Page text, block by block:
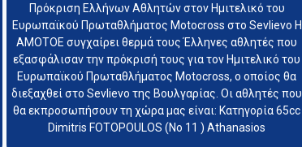
Πρόκριση Ελλήνων Αθλητών στον Ημιτελικό του
Ευρωπαϊκού Πρωταθλήματος Motocross στο Sevlievo Η
ΑΜΟΤΟΕ συγχαίρει θερμά τους Έλληνες αθλητές που
εξασφάλισαν την πρόκρισή τους για τον Ημιτελικό του
Ευρωπαϊκού Πρωταθλήματος Motocross, ο οποίος θα
διεξαχθεί στο Sevlievo της Βουλγαρίας. Οι αθλητές που
θα εκπροσωπήσουν τη χώρα μας είναι: Κατηγορία 65cc
Dimitris FOTOPOULOS (Νο 11 ) Athanasios